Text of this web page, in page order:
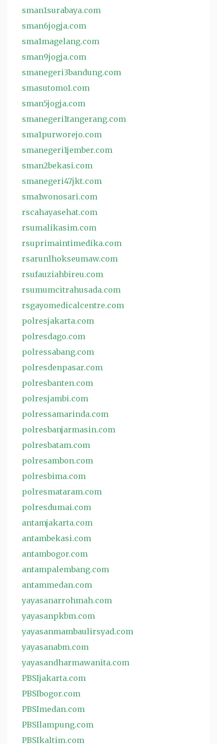
sman1surabaya.com
sman6jogja.com
sma1magelang.com
sman9jogja.com
smanegeri3bandung.com
smasutomo1.com
sman5jogja.com
smanegeri1tangerang.com
sma1purworejo.com
smanegeri1jember.com
sman2bekasi.com
smanegeri47jkt.com
sma1wonosari.com
rscahayasehat.com
rsumalikasim.com
rsuprimaintimedika.com
rsarunlhokseumaw.com
rsufauziahbireu.com
rsumumcitrahusada.com
rsgayomedicalcentre.com
polresjakarta.com
polresdago.com
polressabang.com
polresdenpasar.com
polresbanten.com
polresjambi.com
polressamarinda.com
polresbanjarmasin.com
polresbatam.com
polresambon.com
polresbima.com
polresmataram.com
polresdumai.com
antamjakarta.com
antambekasi.com
antambogor.com
antampalembang.com
antammedan.com
yayasanarrohmah.com
yayasanpkbm.com
yayasanmambaulirsyad.com
yayasanabm.com
yayasandharmawanita.com
PBSIjakarta.com
PBSIbogor.com
PBSImedan.com
PBSIlampung.com
PBSIkaltim.com